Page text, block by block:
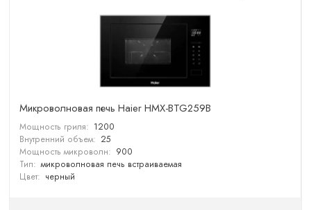
Микроволновая печь Haier HMX-BTG259B
Мощность гриля: 1200
Внутренний объем: 25
Мощность микроволн: 900
Тип: микроволновая печь встраиваемая
Цвет: черный